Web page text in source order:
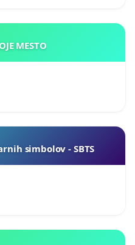
KAMNIK MOJE MESTO
simbolov - SBTS